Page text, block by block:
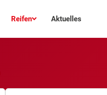
Reifen Aktuelles